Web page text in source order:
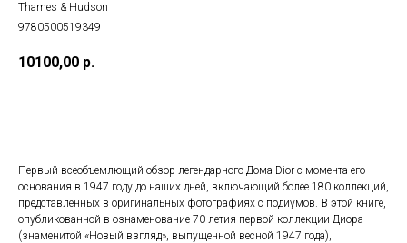
Thames & Hudson
9780500519349
10100,00 р.
Первый всеобъемлющий обзор легендарного Дома Dior с момента его
основания в 1947 году до наших дней, включающий более 180 коллекций,
представленных в оригинальных фотографиях с подиумов. В этой книге,
опубликованной в ознаменование 70-летия первой коллекции Диора
(знаменитой «Новый взгляд», выпущенной весной 1947 года),